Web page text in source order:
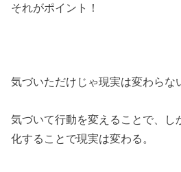
それがポイント！
気づいただけじゃ現実は変わらな
気づいて行動を変えることで、し
化することで現実は変わる。